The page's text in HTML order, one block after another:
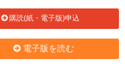
購読(紙・電子版)申込
電子版を読む